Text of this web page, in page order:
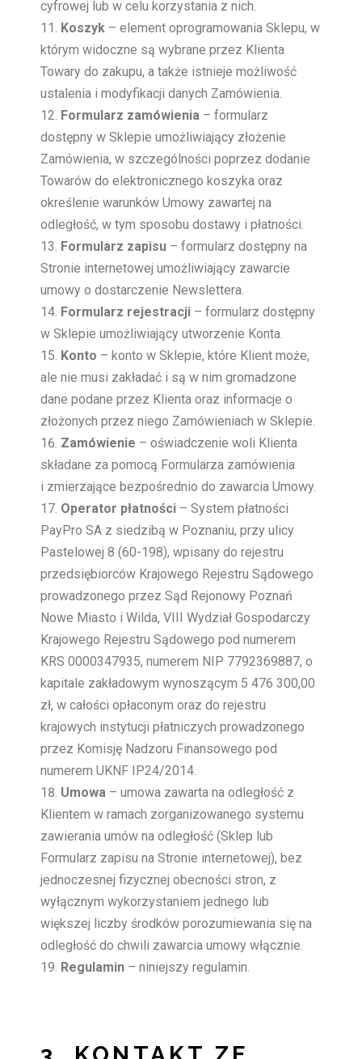
cyfrowej lub w celu korzystania z nich.
Koszyk – element oprogramowania Sklepu, w
którym widoczne są wybrane przez Klienta
Towary do zakupu, a także istnieje możliwość
ustalenia i modyfikacji danych Zamówienia.
Formularz zamówienia – formularz
dostępny w Sklepie umożliwiający złożenie
Zamówienia, w szczególności poprzez dodanie
Towarów do elektronicznego koszyka oraz
określenie warunków Umowy zawartej na
odległość, w tym sposobu dostawy i płatności.
Formularz zapisu – formularz dostępny na
Stronie internetowej umożliwiający zawarcie
umowy o dostarczenie Newslettera.
Formularz rejestracji – formularz dostępny
w Sklepie umożliwiający utworzenie Konta.
Konto – konto w Sklepie, które Klient może,
ale nie musi zakładać i są w nim gromadzone
dane podane przez Klienta oraz informacje o
złożonych przez niego Zamówieniach w Sklepie.
Zamówienie – oświadczenie woli Klienta
składane za pomocą Formularza zamówienia
i zmierzające bezpośrednio do zawarcia Umowy.
Operator płatności – System płatności
PayPro SA z siedzibą w Poznaniu, przy ulicy
Pastelowej 8 (60-198), wpisany do rejestru
przedsiębiorców Krajowego Rejestru Sądowego
prowadzonego przez Sąd Rejonowy Poznań
Nowe Miasto i Wilda, VIII Wydział Gospodarczy
Krajowego Rejestru Sądowego pod numerem
KRS 0000347935, numerem NIP 7792369887, o
kapitale zakładowym wynoszącym 5 476 300,00
zł, w całości opłaconym oraz do rejestru
krajowych instytucji płatniczych prowadzonego
przez Komisję Nadzoru Finansowego pod
numerem UKNF IP24/2014.
Umowa – umowa zawarta na odległość z
Klientem w ramach zorganizowanego systemu
zawierania umów na odległość (Sklep lub
Formularz zapisu na Stronie internetowej), bez
jednoczesnej fizycznej obecności stron, z
wyłącznym wykorzystaniem jednego lub
większej liczby środków porozumiewania się na
odległość do chwili zawarcia umowy włącznie.
Regulamin – niniejszy regulamin.